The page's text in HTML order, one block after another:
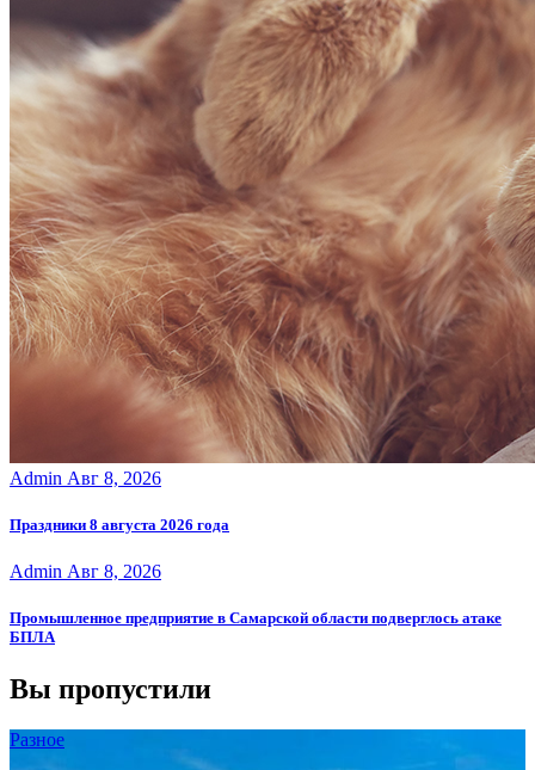
Admin Авг 8, 2026
Праздники 8 августа 2026 года
Admin Авг 8, 2026
Промышленное предприятие в Самарской области подверглось атаке
БПЛА
Вы пропустили
Разное